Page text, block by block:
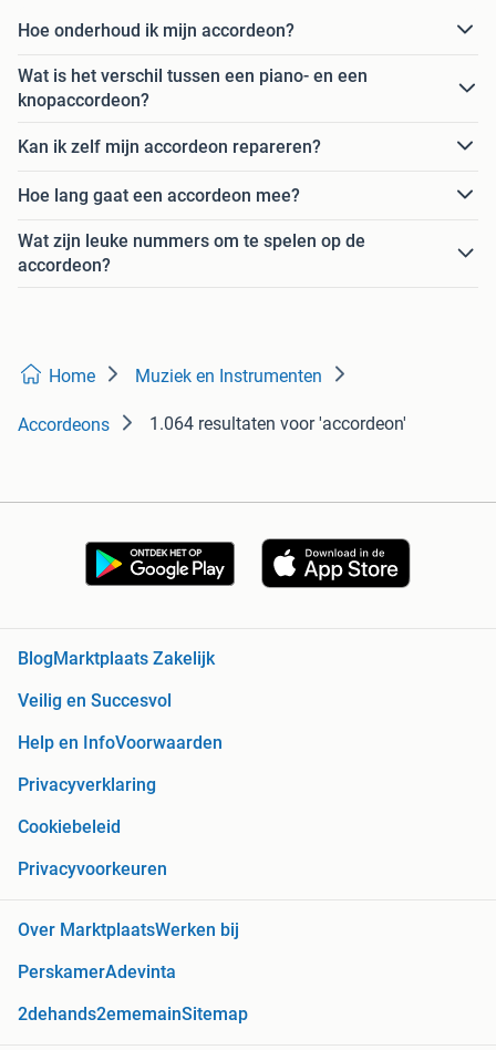
Hoe onderhoud ik mijn accordeon?
Wat is het verschil tussen een piano- en een
knopaccordeon?
Kan ik zelf mijn accordeon repareren?
Hoe lang gaat een accordeon mee?
Wat zijn leuke nummers om te spelen op de
accordeon?
Home Muziek en Instrumenten
Accordeons 1.064 resultaten voor 'accordeon'
Blog Marktplaats Zakelijk
Veilig en Succesvol
Help en InfoVoorwaarden
Privacyverklaring
Cookiebeleid
Privacyvoorkeuren
Over MarktplaatsWerken bij
PerskamerAdevinta
2dehands2ememainSitemap